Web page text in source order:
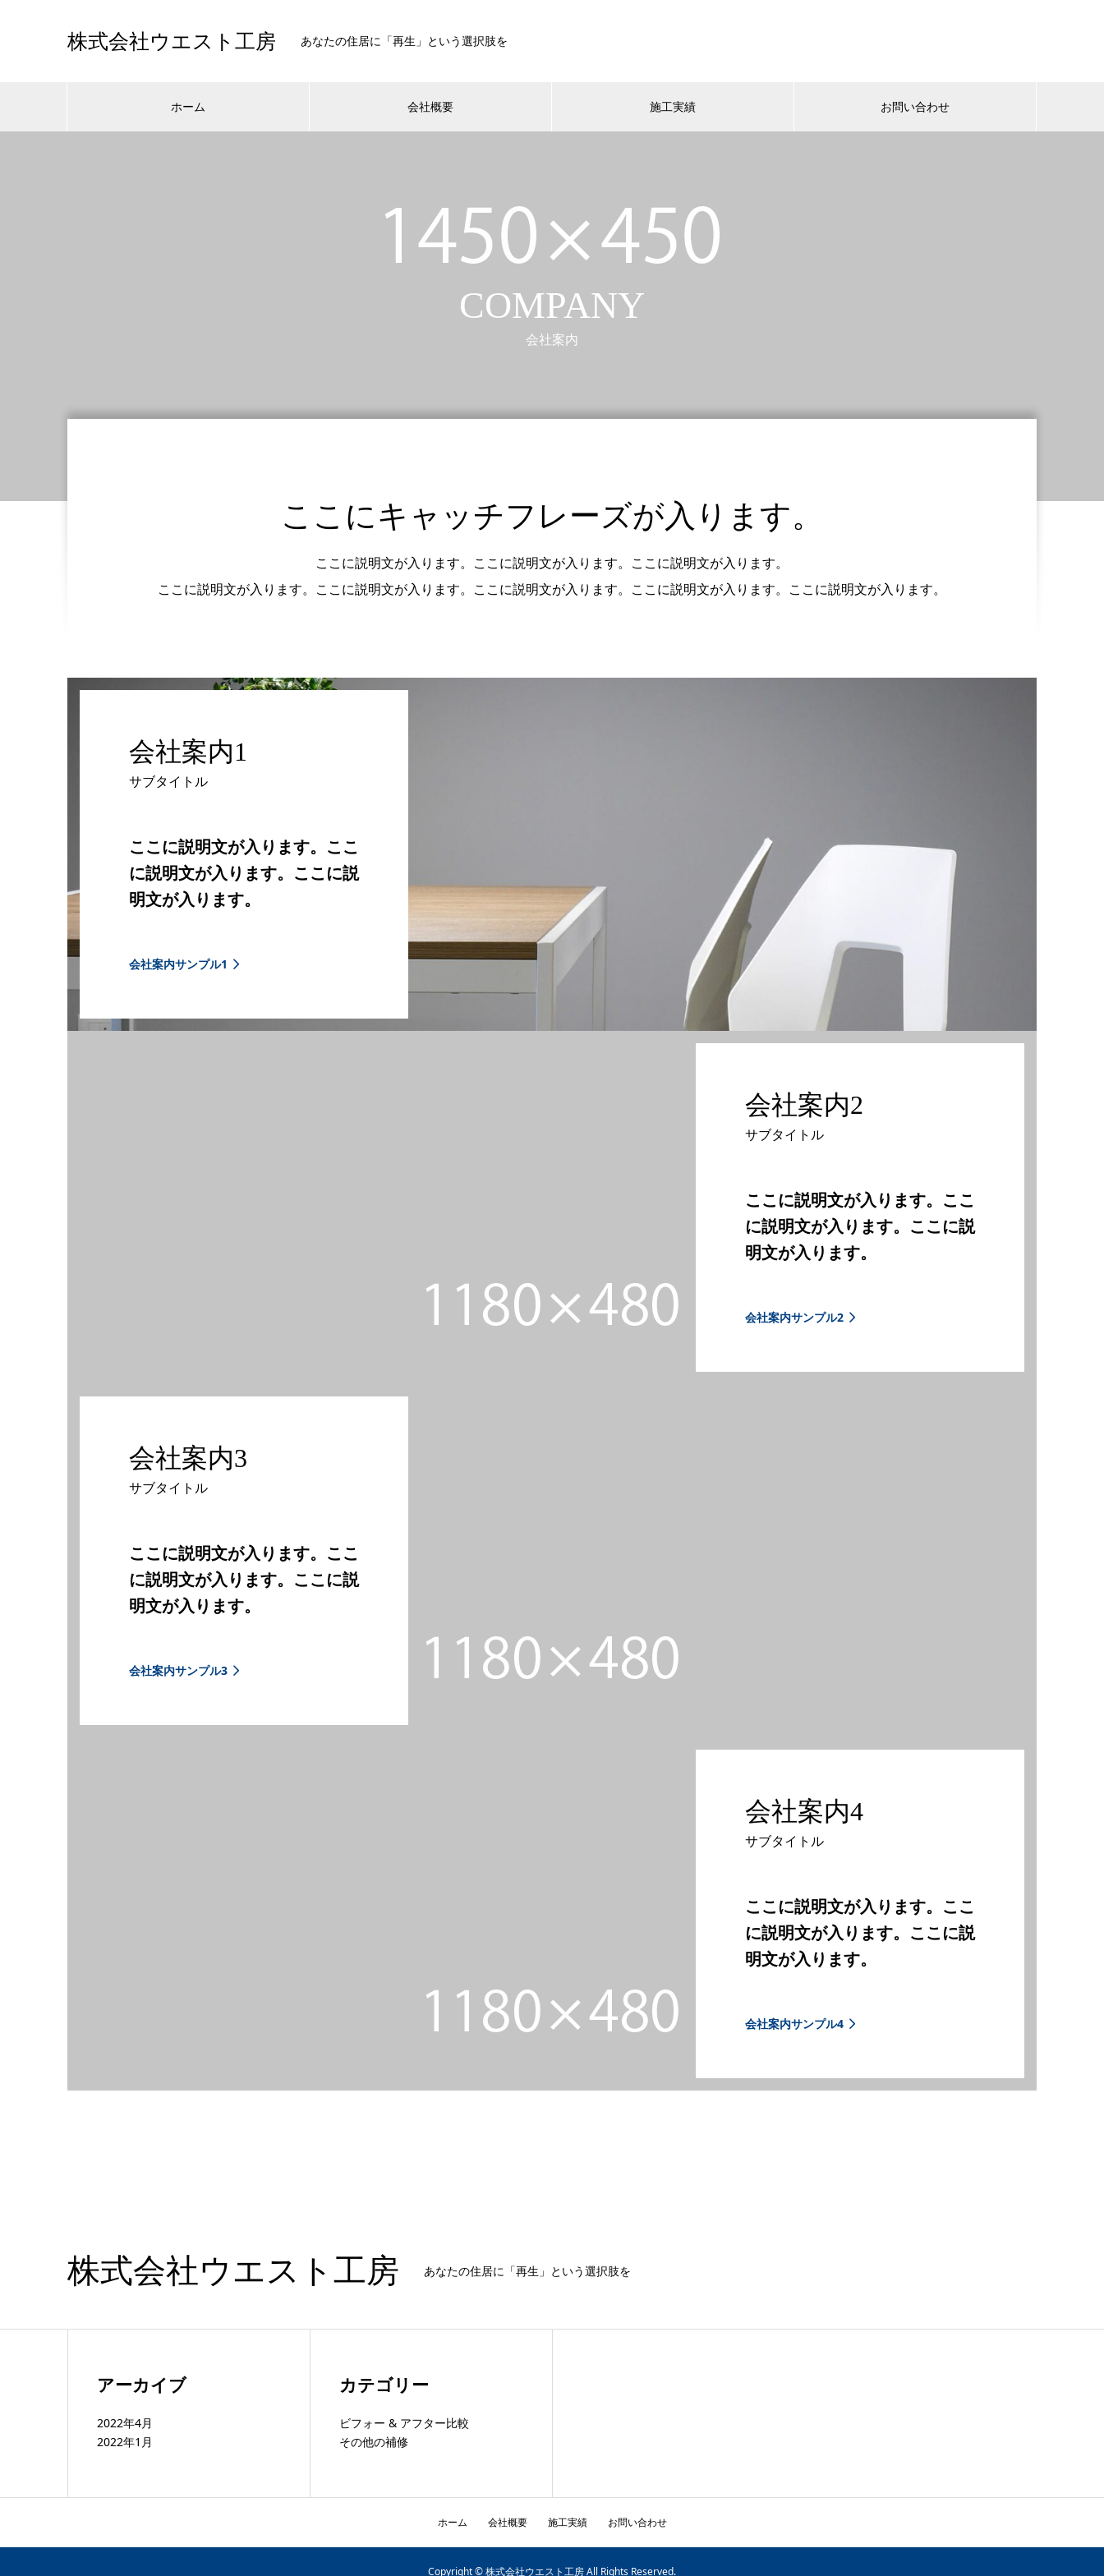
株式会社ウエスト工房 あなたの住居に「再生」という選択肢を
ホーム 会社概要 施工実績 お問い合わせ
COMPANY
会社案内
ここにキャッチフレーズが入ります。
ここに説明文が入ります。ここに説明文が入ります。ここに説明文が入ります。
ここに説明文が入ります。ここに説明文が入ります。ここに説明文が入ります。ここに説明文が入ります。ここに説明文が入ります。
会社案内1
サブタイトル
ここに説明文が入ります。ここ
に説明文が入ります。ここに説
明文が入ります。
会社案内サンプル1
会社案内2
サブタイトル
ここに説明文が入ります。ここ
に説明文が入ります。ここに説
明文が入ります。
会社案内サンプル2
会社案内3
サブタイトル
ここに説明文が入ります。ここ
に説明文が入ります。ここに説
明文が入ります。
会社案内サンプル3
会社案内4
サブタイトル
ここに説明文が入ります。ここ
に説明文が入ります。ここに説
明文が入ります。
会社案内サンプル4
株式会社ウエスト工房 あなたの住居に「再生」という選択肢を
アーカイブ
2022年4月
2022年1月
カテゴリー
ビフォー & アフター比較
その他の補修
ホーム 会社概要 施工実績 お問い合わせ
Copyright © 株式会社ウエスト工房 All Rights Reserved.